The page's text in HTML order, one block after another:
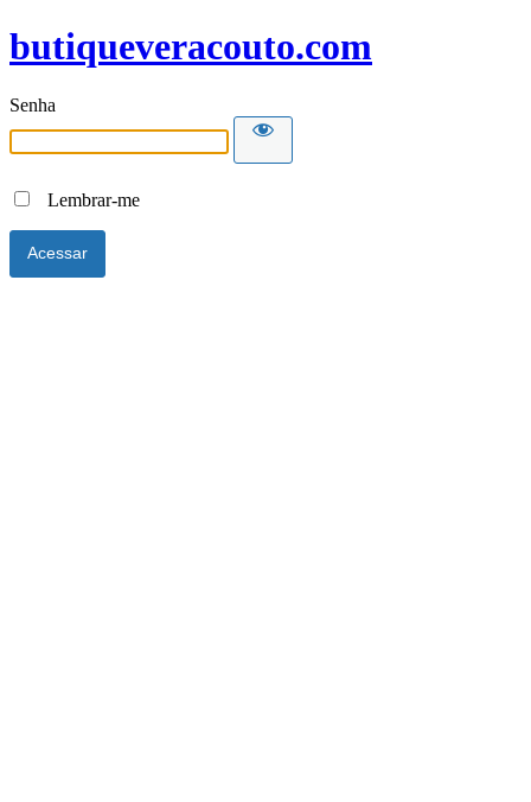
butiqueveracouto.com
Senha
Lembrar-me